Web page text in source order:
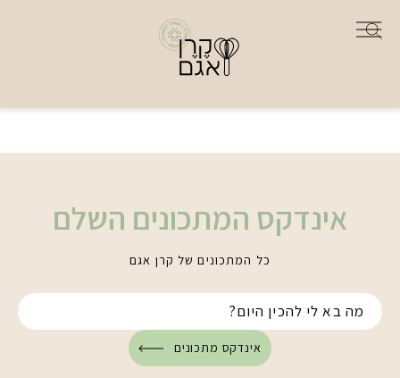
אינדקס המתכונים השלם
כל המתכונים של קרן אגם
אינדקס מתכונים